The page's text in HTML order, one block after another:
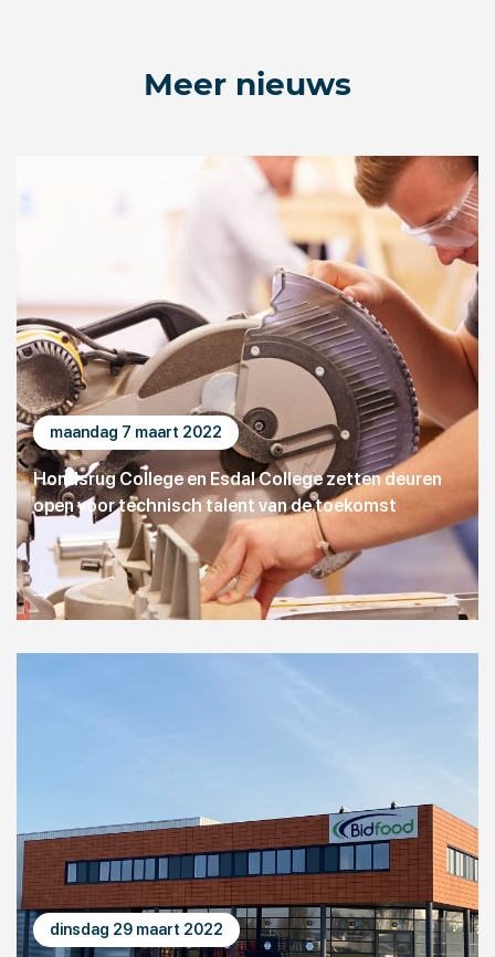
Meer nieuws
maandag 7 maart 2022
Hondsrug College en Esdal College zetten deuren
open voor technisch talent van de toekomst
dinsdag 29 maart 2022